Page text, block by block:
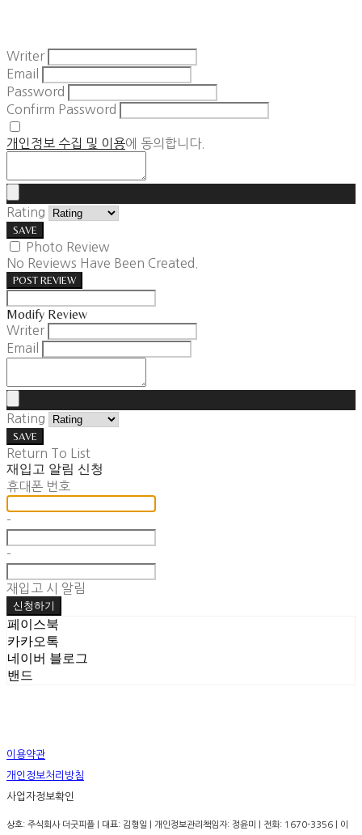
Writer
Email
Password
Confirm Password
개인정보 수집 및 이용에 동의합니다.
Rating
SAVE
Photo Review
No Reviews Have Been Created.
POST REVIEW
Modify Review
Writer
Email
Rating
SAVE
Return To List
재입고 알림 신청
휴대폰 번호
-
-
재입고 시 알림
신청하기
페이스북
카카오톡
네이버 블로그
밴드
이용약관
개인정보처리방침
사업자정보확인
상호: 주식회사 더굿피플 | 대표: 김형일 | 개인정보관리책임자: 정윤미 | 전화: 1670-3356 | 이